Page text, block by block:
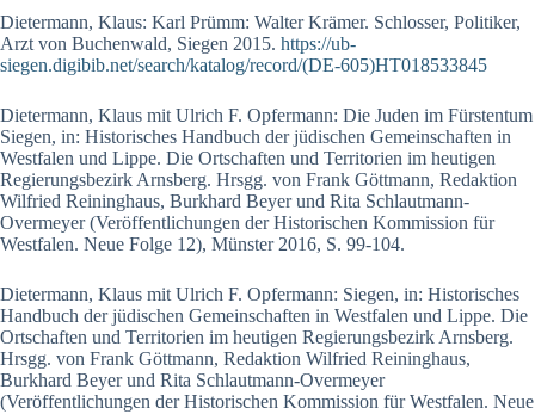
Dietermann, Klaus: Karl Prümm: Walter Krämer. Schlosser, Politiker,
Arzt von Buchenwald, Siegen 2015. https://ub-
siegen.digibib.net/search/katalog/record/(DE-605)HT018533845
Dietermann, Klaus mit Ulrich F. Opfermann: Die Juden im Fürstentum
Siegen, in: Historisches Handbuch der jüdischen Gemeinschaften in
Westfalen und Lippe. Die Ortschaften und Territorien im heutigen
Regierungsbezirk Arnsberg. Hrsgg. von Frank Göttmann, Redaktion
Wilfried Reininghaus, Burkhard Beyer und Rita Schlautmann-
Overmeyer (Veröffentlichungen der Historischen Kommission für
Westfalen. Neue Folge 12), Münster 2016, S. 99-104.
Dietermann, Klaus mit Ulrich F. Opfermann: Siegen, in: Historisches
Handbuch der jüdischen Gemeinschaften in Westfalen und Lippe. Die
Ortschaften und Territorien im heutigen Regierungsbezirk Arnsberg.
Hrsgg. von Frank Göttmann, Redaktion Wilfried Reininghaus,
Burkhard Beyer und Rita Schlautmann-Overmeyer
(Veröffentlichungen der Historischen Kommission für Westfalen. Neue